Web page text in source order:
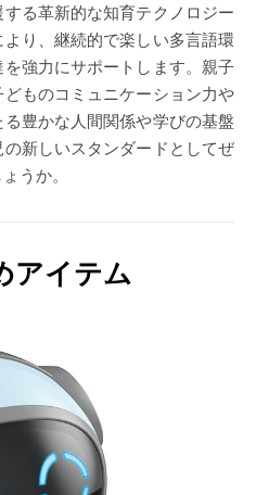
る革新的な知育テクノロジー
り、継続的で楽しい多言語環
強力にサポートします。親子
ものコミュニケーション力や
豊かな人間関係や学びの基盤
新しいスタンダードとしてぜ
うか。
アイテム